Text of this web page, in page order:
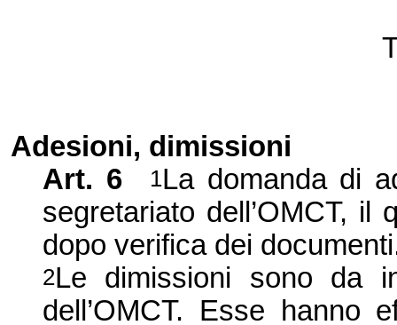
Adesioni, dimissioni
Art. 6
1La domanda di
segretariato dell’OMCT,
dopo verifica dei
2Le dimissioni sono da
dell’OMCT. Esse hanno